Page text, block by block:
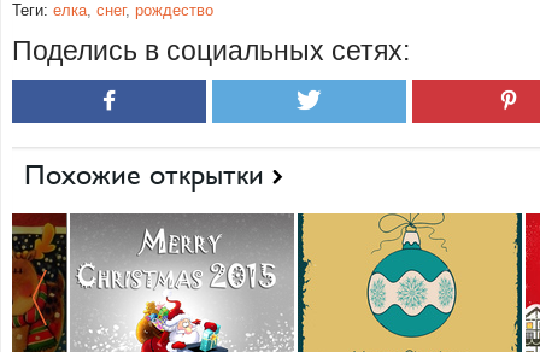
Теги: елка, снег, рождество
Поделись в социальных сетях:
Похожие открытки